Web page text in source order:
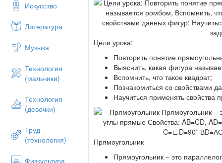
Искусство
Литература
Музыка
Технология
(мальчики)
Технология
(девочки)
Труд
(технология)
Физкультура
Цели урока:
Повторить понятие
Выяснить, какая фигура
Вспомнить, что такое квадрат;
Познакомиться со свойствами
Научиться применять свойства
Прямоугольник
Прямоугольник – это